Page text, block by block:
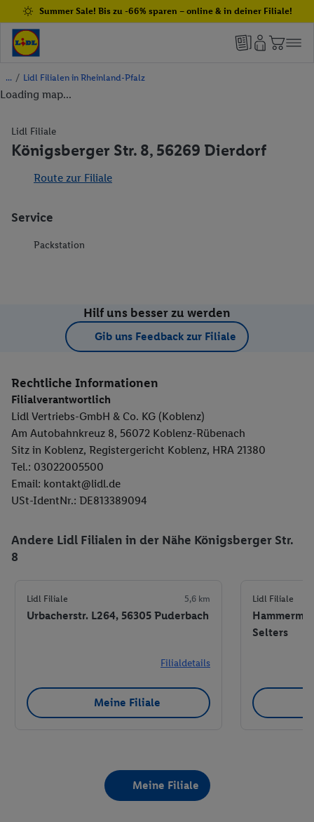
Summer Sale! Bis zu -66% sparen – online & in deiner Filiale!
/ Lidl Filialen in Rheinland-Pfalz
Loading map...
Lidl Filiale
Königsberger Str. 8, 56269 Dierdorf
Route zur Filiale
Service
Packstation
Hilf uns besser zu werden
Gib uns Feedback zur Filiale
Rechtliche Informationen
Filialverantwortlich
Lidl Vertriebs-GmbH & Co. KG (Koblenz)
Am Autobahnkreuz 8, 56072 Koblenz-Rübenach
Sitz in Koblenz, Registergericht Koblenz, HRA 21380
Tel.: 03022005500
Email: kontakt@lidl.de
USt-IdentNr.: DE813389094
Andere Lidl Filialen in der Nähe Königsberger Str.
8
Lidl Filiale 5,6 km
Urbacherstr. L264, 56305 Puderbach
Filialdetails
Meine Filiale
Lidl Filiale
Selters
Meine Filiale